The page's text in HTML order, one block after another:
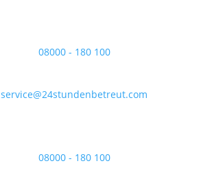
08000 - 180 100
service@24stundenbetreut.com
08000 - 180 100